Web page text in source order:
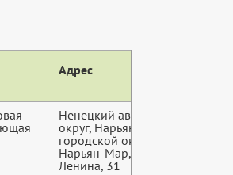
Адрес
Ненецкий автономный
округ, Нарьян-Мар
городской округ,
Нарьян-Мар, улица
Ленина, 31